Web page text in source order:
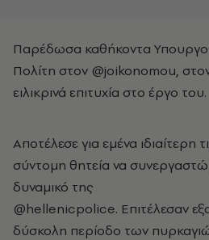
Παρέδωσα καθήκοντα
Πολίτη στον @joikonomou,
ειλικρινά επιτυχία στο έργο του.
Αποτέλεσε για εμένα ιδιαίτερη
σύντομη θητεία να συνεργαστώ
δυναμικό της
@hellenicpolice. Επιτέλεσαν
δύσκολη περίοδο των